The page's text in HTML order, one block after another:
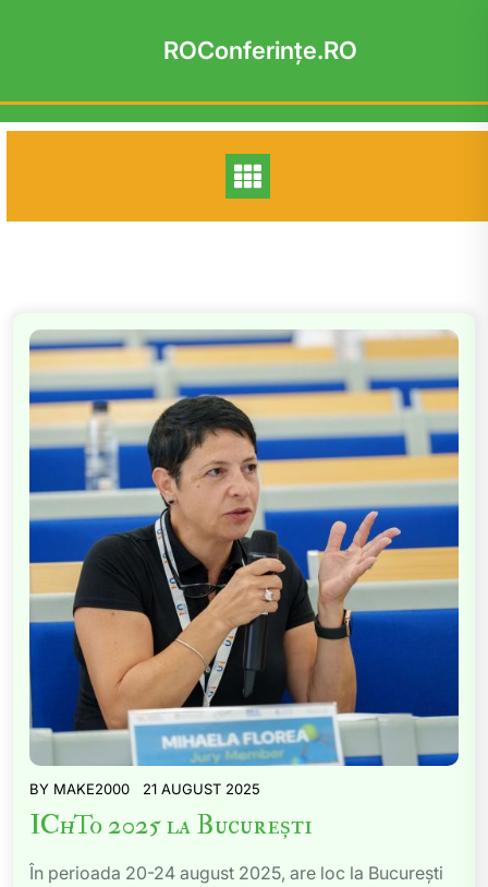
ROConferinţe.RO
BY MAKE2000 21 AUGUST 2025
IChTo 2025 la București
În perioada 20-24 august 2025, are loc la București